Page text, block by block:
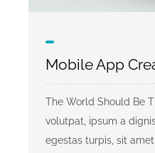
Mobile App
The World Should Be
volutpat, ipsum a
egestas turpis, sit